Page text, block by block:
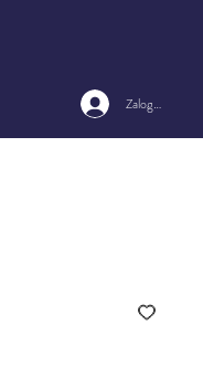
Zaloguj się